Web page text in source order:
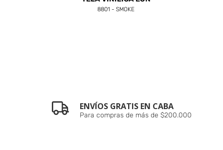
8801 - SMOKE
ENVÍOS GRATIS EN CABA
Para compras de más de $200.000